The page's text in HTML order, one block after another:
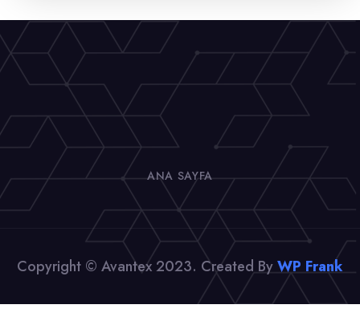
ANA SAYFA
Copyright © Avantex 2023. Created ByWP Frank